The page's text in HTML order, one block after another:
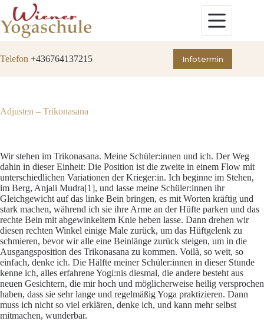
Zum
Inhalt
springen
Telefon +436764137215 Infotermin
Adjusten – Trikonasana
Wir stehen im Trikonasana. Meine Schüler:innen und ich. Der Weg
dahin in dieser Einheit: Die Position ist die zweite in einem Flow mit
unterschiedlichen Variationen der Krieger:in. Ich beginne im Stehen,
im Berg, Anjali Mudra[1], und lasse meine Schüler:innen ihr
Gleichgewicht auf das linke Bein bringen, es mit Worten kräftig und
stark machen, während ich sie ihre Arme an der Hüfte parken und das
rechte Bein mit abgewinkeltem Knie heben lasse. Dann drehen wir
diesen rechten Winkel einige Male zurück, um das Hüftgelenk zu
schmieren, bevor wir alle eine Beinlänge zurück steigen, um in die
Ausgangsposition des Trikonasana zu kommen. Voilà, so weit, so
einfach, denke ich. Die Hälfte meiner Schüler:innen in dieser Stunde
kenne ich, alles erfahrene Yogi:nis diesmal, die andere besteht aus
neuen Gesichtern, die mir hoch und möglicherweise heilig versprochen
haben, dass sie sehr lange und regelmäßig Yoga praktizieren. Dann
muss ich nicht so viel erklären, denke ich, und kann mehr selbst
mitmachen, wunderbar.